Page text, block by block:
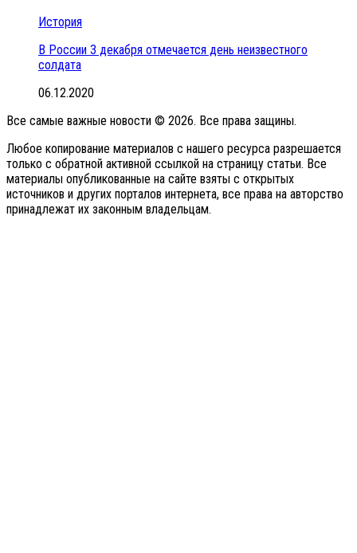
История
В России 3 декабря отмечается день неизвестного
солдата
06.12.2020
Все самые важные новости © 2026. Все права защины.
Любое копирование материалов с нашего ресурса разрешается
только с обратной активной ссылкой на страницу статьи. Все
материалы опубликованные на сайте взяты с открытых
источников и других порталов интернета, все права на авторство
принадлежат их законным владельцам.